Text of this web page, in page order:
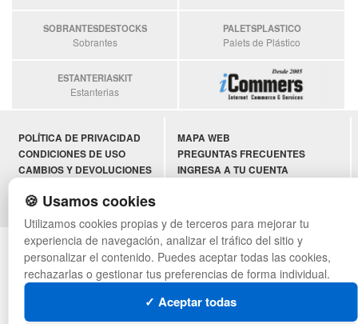
SOBRANTESDESTOCKS
Sobrantes
PALETSPLASTICO
Palets de Plástico
ESTANTERIASKIT
Estanterias
POLÍTICA DE PRIVACIDAD
CONDICIONES DE USO
CAMBIOS Y DEVOLUCIONES
QUIENES SOMOS
MAPA WEB
PREGUNTAS FRECUENTES
INGRESA A TU CUENTA
© asistentecompras.com - Todos los derechos reservados
🍪 Usamos cookies
Utilizamos cookies propias y de terceros para mejorar tu
experiencia de navegación, analizar el tráfico del sitio y
personalizar el contenido. Puedes aceptar todas las cookies,
rechazarlas o gestionar tus preferencias de forma individual.
✓ Aceptar todas